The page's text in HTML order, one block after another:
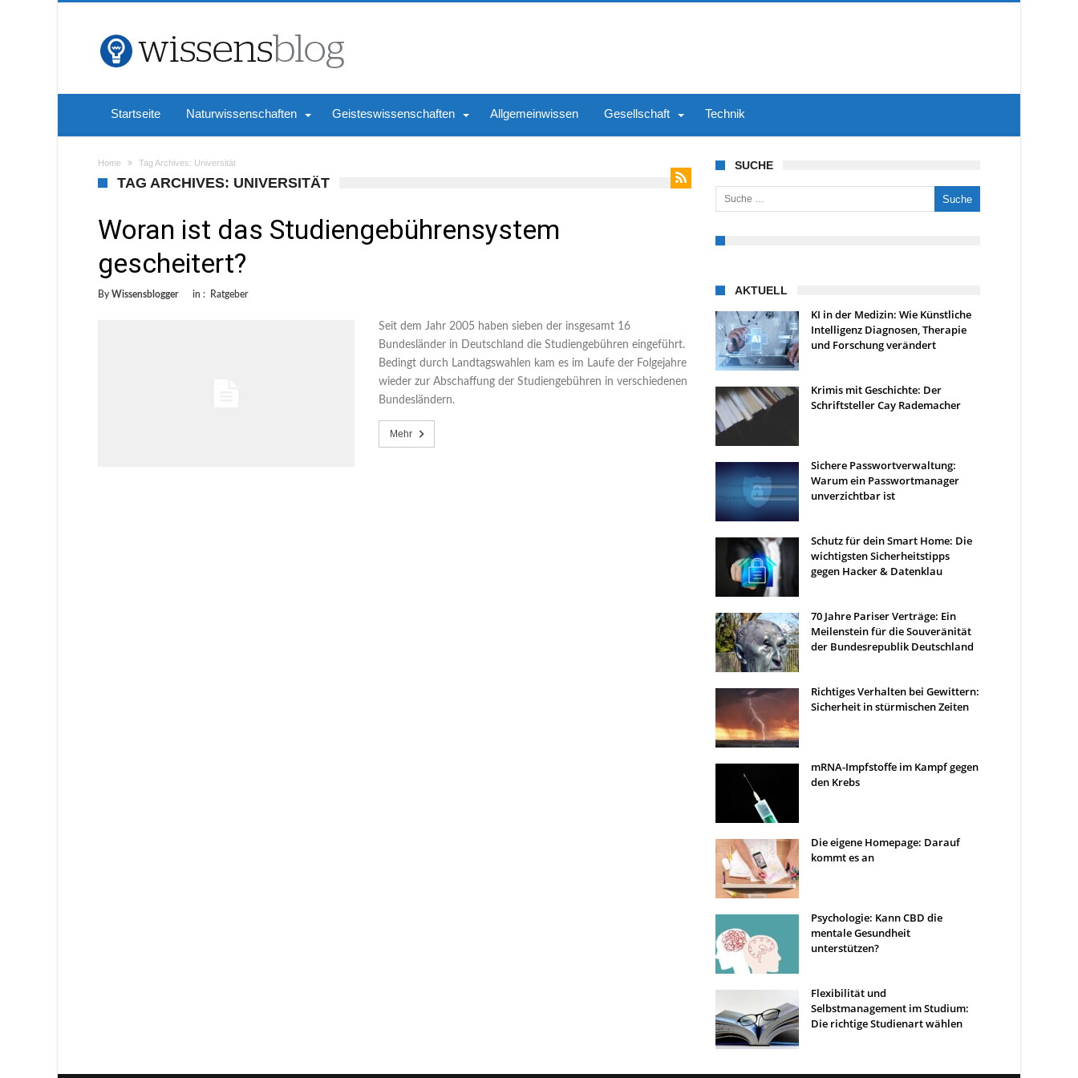
Startseite Naturwissenschaften Geisteswissenschaften Allgemeinwissen Gesellschaft Technik
Home Tag Archives: Universität
TAG ARCHIVES: UNIVERSITÄT
Woran ist das Studiengebührensystem
gescheitert?
By Wissensblogger in : Ratgeber
Seit dem Jahr 2005 haben sieben der insgesamt 16
Bundesländer in Deutschland die Studiengebühren eingeführt.
Bedingt durch Landtagswahlen kam es im Laufe der Folgejahre
wieder zur Abschaffung der Studiengebühren in verschiedenen
Bundesländern.
Mehr
SUCHE
Suche nach:
AKTUELL
KI in der Medizin: Wie Künstliche
Intelligenz Diagnosen, Therapie
und Forschung verändert
Krimis mit Geschichte: Der
Schriftsteller Cay Rademacher
Sichere Passwortverwaltung:
Warum ein Passwortmanager
unverzichtbar ist
Schutz für dein Smart Home: Die
wichtigsten Sicherheitstipps
gegen Hacker & Datenklau
70 Jahre Pariser Verträge: Ein
Meilenstein für die Souveränität
der Bundesrepublik Deutschland
Richtiges Verhalten bei Gewittern:
Sicherheit in stürmischen Zeiten
mRNA-Impfstoffe im Kampf gegen
den Krebs
Die eigene Homepage: Darauf
kommt es an
Psychologie: Kann CBD die
mentale Gesundheit
unterstützen?
Flexibilität und
Selbstmanagement im Studium:
Die richtige Studienart wählen